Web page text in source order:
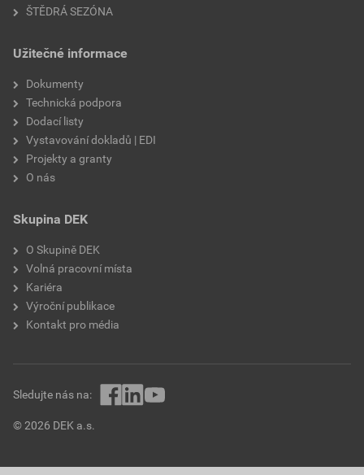
ŠTĚDRÁ SEZÓNA
Užitečné informace
Dokumenty
Technická podpora
Dodací listy
Vystavování dokladů | EDI
Projekty a granty
O nás
Skupina DEK
O Skupině DEK
Volná pracovní místa
Kariéra
Výroční publikace
Kontakt pro média
© 2026 DEK a.s.
Sledujte nás na: